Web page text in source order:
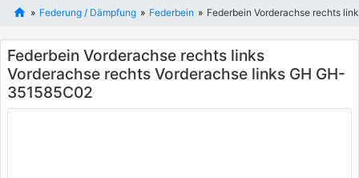
Federung / Dämpfung Federbein Federbein Vorderachse rechts
Federbein Vorderachse rechts links
Vorderachse rechts Vorderachse links GH GH-
351585C02